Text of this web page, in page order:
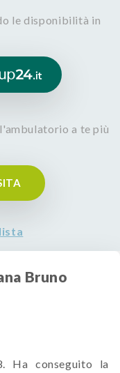
le disponibilità in
a te più
Bruno
Ha conseguito la